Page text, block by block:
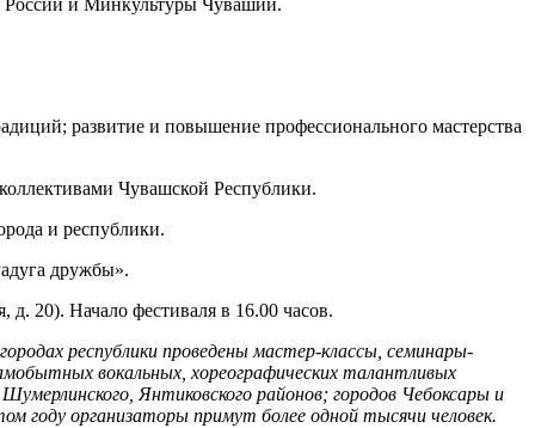
России и Минкультуры Чувашии.
развитие и повышение профессионального мастерства
Чувашской Республики.
и республики.
дружбы».
20). Начало фестиваля в 16.00 часов.
республики проведены мастер-классы, семинары-
вокальных, хореографических талантливых
Янтиковского районов; городов Чебоксары и
году организаторы примут более одной тысячи человек.